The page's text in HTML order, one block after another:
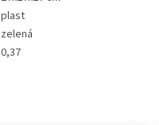
plast
zelená
0,37